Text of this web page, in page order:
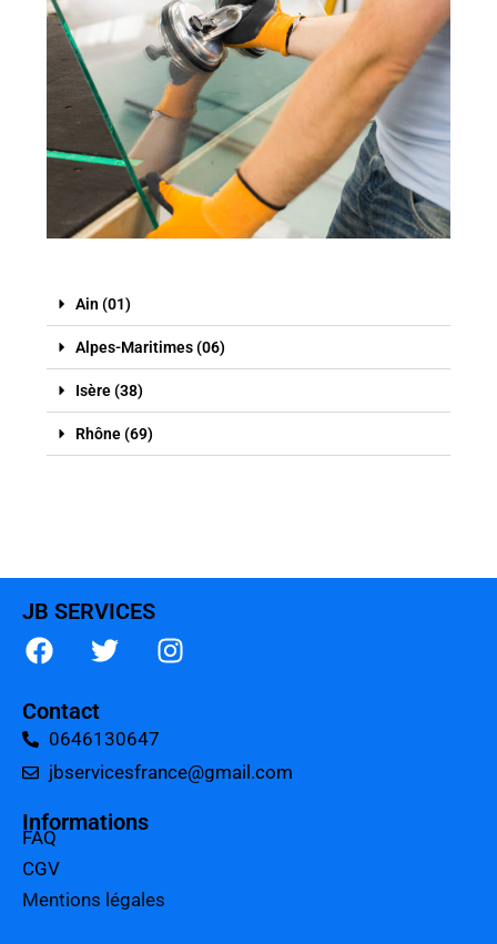
Ain (01)
Alpes-Maritimes (06)
Isère (38)
Rhône (69)
JB SERVICES
Contact
0646130647
jbservicesfrance@gmail.com
Informations
FAQ
CGV
Mentions légales